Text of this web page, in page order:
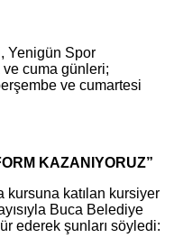
Yenigün Spor
ve cuma günleri;
ve cumartesi
KAZANIYORUZ”
kursuna katılan kursiyer
Buca Belediye
ederek şunları söyledi: